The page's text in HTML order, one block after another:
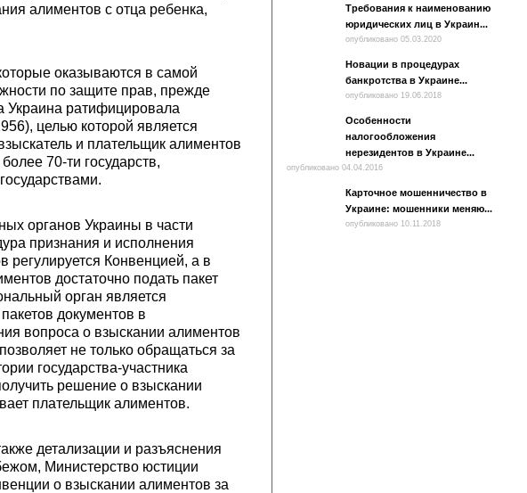
алиментов с отца ребенка,
оказываются в самой
по защите прав, прежде
Украина ратифицировала
целью которой является
и плательщик алиментов
70-ти государств,
органов Украины в части
признания и исполнения
регулируется Конвенцией, а в
достаточно подать пакет
орган является
документов в
вопроса о взыскании алиментов
не только обращаться за
государства-участника
решение о взыскании
плательщик алиментов.
детализации и разъяснения
Министерство юстиции
о взыскании алиментов за
Требования к наименованию
юридических лиц в Украин...
опубликовано 05.03.2020
Новации в процедурах
банкротства в Украине...
опубликовано 19.06.2018
Особенности
налогообложения
нерезидентов в Украине...
опубликовано 04.04.2016
Карточное мошенничество в
Украине: мошенники меняю...
опубликовано 10.11.2018